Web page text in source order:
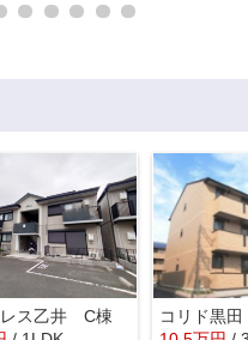
レス乙井 C棟
コリド黒